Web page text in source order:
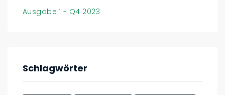
Ausgabe 1 - Q4 2023
Schlagwörter